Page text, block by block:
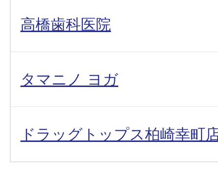
高橋歯科医院
タマニノ ヨガ
ドラッグトップス柏崎幸町